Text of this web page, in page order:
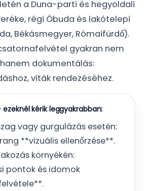
a Duna-parti és hegyoldali
régi Óbuda és lakótelepi
Békásmegyer, Rómaifürdő).
gyakran nem
dokumentálás:
viták rendezéséhez.
ezeknél kérik leggyakrabban:
vagy gurgulázás esetén:
**vizuális ellenőrzése**.
környékén:
pontok és idomok